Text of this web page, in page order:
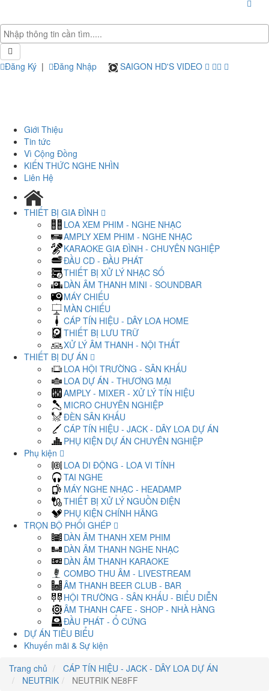
Đăng Ký | Đăng Nhập SAIGON HD'S VIDEO
Giới Thiệu
Tin tức
Vì Cộng Đồng
KIẾN THỨC NGHE NHÌN
Liên Hệ
THIẾT BỊ GIA ĐÌNH
LOA XEM PHIM - NGHE NHẠC
AMPLY XEM PHIM - NGHE NHẠC
KARAOKE GIA ĐÌNH - CHUYÊN NGHIỆP
ĐẦU CD - ĐẦU PHÁT
THIẾT BỊ XỬ LÝ NHẠC SỐ
DÀN ÂM THANH MINI - SOUNDBAR
MÁY CHIẾU
MÀN CHIẾU
CÁP TÍN HIỆU - DÂY LOA HOME
THIẾT BỊ LƯU TRỮ
XỬ LÝ ÂM THANH - NỘI THẤT
THIẾT BỊ DỰ ÁN
LOA HỘI TRƯỜNG - SÂN KHẤU
LOA DỰ ÁN - THƯƠNG MẠI
AMPLY - MIXER - XỬ LÝ TÍN HIỆU
MICRO CHUYÊN NGHIỆP
ĐÈN SÂN KHẤU
CÁP TÍN HIỆU - JACK - DÂY LOA DỰ ÁN
PHỤ KIỆN DỰ ÁN CHUYÊN NGHIỆP
Phụ kiện
LOA DI ĐỘNG - LOA VI TÍNH
TAI NGHE
MÁY NGHE NHẠC - HEADAMP
THIẾT BỊ XỬ LÝ NGUỒN ĐIỆN
PHỤ KIỆN CHÍNH HÃNG
TRỌN BỘ PHỐI GHÉP
DÀN ÂM THANH XEM PHIM
DÀN ÂM THANH NGHE NHẠC
DÀN ÂM THANH KARAOKE
COMBO THU ÂM - LIVESTREAM
ÂM THANH BEER CLUB - BAR
HỘI TRƯỜNG - SÂN KHẤU - BIỂU DIỄN
ÂM THANH CAFE - SHOP - NHÀ HÀNG
ĐẦU PHÁT - Ổ CỨNG
DỰ ÁN TIÊU BIỂU
Khuyến mãi & Sự kiện
Trang chủ
CÁP TÍN HIỆU - JACK - DÂY LOA DỰ ÁN
NEUTRIK
NEUTRIK NE8FF